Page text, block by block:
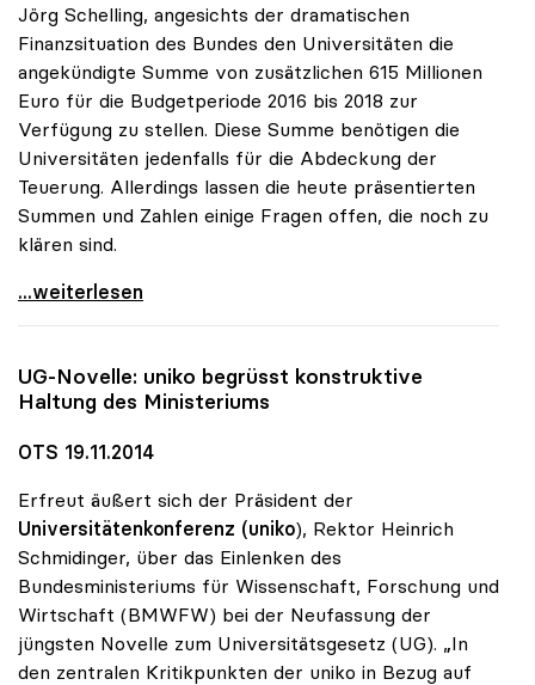
Jörg Schelling, angesichts der dramatischen
Finanzsituation des Bundes den Universitäten die
angekündigte Summe von zusätzlichen 615 Millionen
Euro für die Budgetperiode 2016 bis 2018 zur
Verfügung zu stellen. Diese Summe benötigen die
Universitäten jedenfalls für die Abdeckung der
Teuerung. Allerdings lassen die heute präsentierten
Summen und Zahlen einige Fragen offen, die noch zu
klären sind.
Schmidinger zu Uni-Budget: Steigerung
...weiterlesen
UG-Novelle: uniko begrüsst konstruktive
Haltung des Ministeriums
OTS 19.11.2014
Erfreut äußert sich der Präsident der
Universitätenkonferenz (uniko), Rektor Heinrich
Schmidinger, über das Einlenken des
Bundesministeriums für Wissenschaft, Forschung und
Wirtschaft (BMWFW) bei der Neufassung der
jüngsten Novelle zum Universitätsgesetz (UG). „In
den zentralen Kritikpunkten der uniko in Bezug auf